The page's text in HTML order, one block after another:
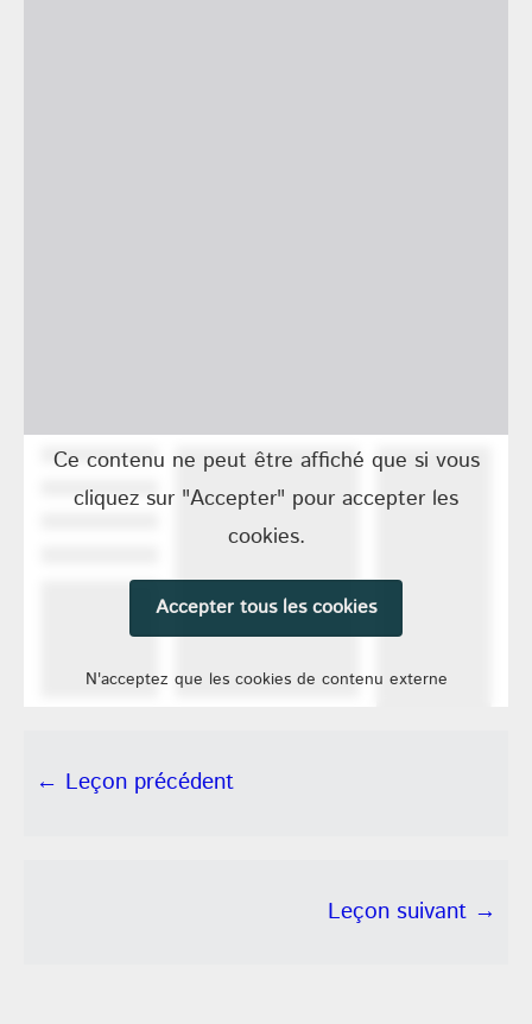
Ce contenu ne peut être affiché que si vous
cliquez sur "Accepter" pour accepter les
cookies.
Accepter tous les cookies
N'acceptez que les cookies de contenu externe
← Leçon précédent
Leçon suivant →